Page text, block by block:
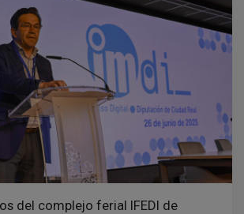
del complejo ferial IFEDI de